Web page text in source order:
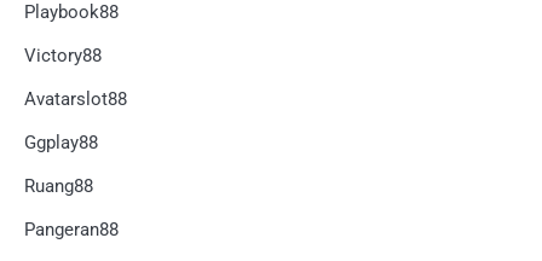
Playbook88
Victory88
Avatarslot88
Ggplay88
Ruang88
Pangeran88